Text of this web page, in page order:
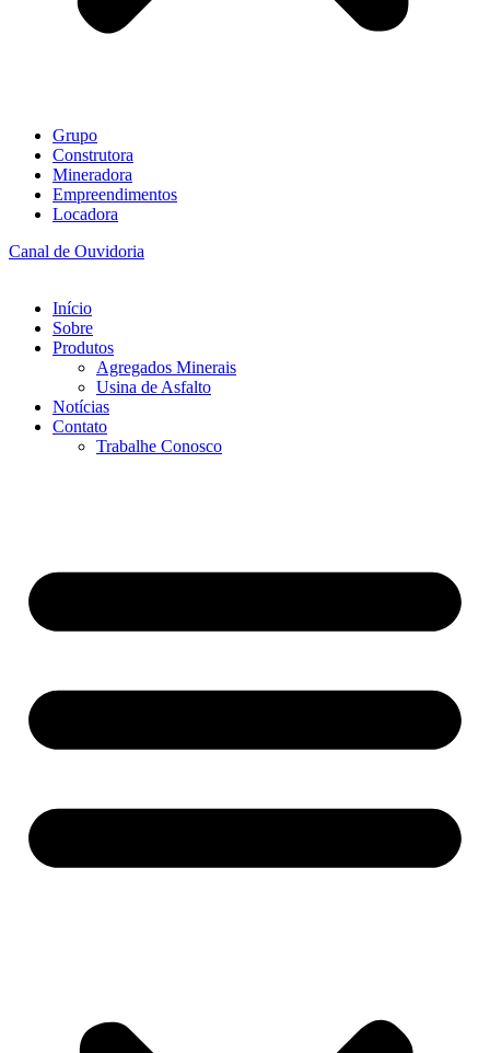
Grupo
Construtora
Mineradora
Empreendimentos
Locadora
Canal de Ouvidoria
Início
Sobre
Produtos
Agregados Minerais
Usina de Asfalto
Notícias
Contato
Trabalhe Conosco